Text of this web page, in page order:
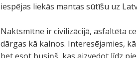
iespējas liekās mantas sūtīšu uz
Naktsmītne ir civilizācijā, asfaltēta
dārgas kā kalnos. Interesējamies,